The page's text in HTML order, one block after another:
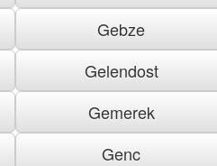
Gebze
Gelendost
Gemerek
Genc